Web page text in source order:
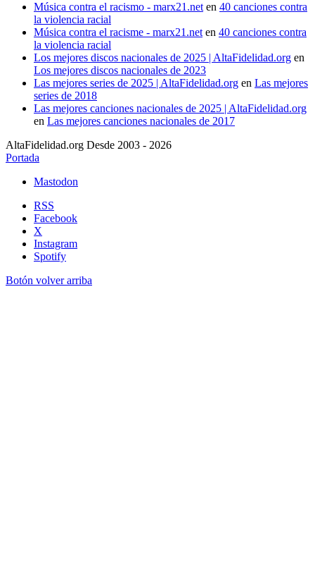
Música contra el racismo - marx21.neten 40 canciones contra
la violencia racial
Música contra el racisme - marx21.neten 40 canciones contra
la violencia racial
Los mejores discos nacionales de 2025 | AltaFidelidad.org en
Los mejores discos nacionales de 2023
Las mejores series de 2025 | AltaFidelidad.org en Las mejores
series de 2018
Las mejores canciones nacionales de 2025 | AltaFidelidad.org
en Las mejores canciones nacionales de 2017
AltaFidelidad.org Desde 2003 - 2026
Portada
Mastodon
RSS
Facebook
X
Instagram
Spotify
Botón volver arriba